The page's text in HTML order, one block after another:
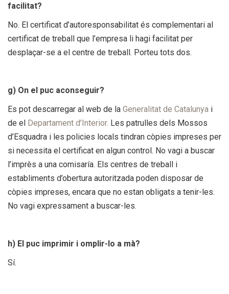
facilitat?
No. El certificat d’autoresponsabilitat és complementari al
certificat de treball que l’empresa li hagi facilitat per
desplaçar-se a el centre de treball. Porteu tots dos.
g) On el puc aconseguir?
Es pot descarregar al web de la Generalitat de Catalunya i
de el Departament d’Interior. Les patrulles dels Mossos
d’Esquadra i les policies locals tindran còpies impreses per
si necessita el certificat en algun control. No vagi a buscar
l’imprès a una comisaría. Els centres de treball i
establiments d’obertura autoritzada poden disposar de
còpies impreses, encara que no estan obligats a tenir-les.
No vagi expressament a buscar-les.
h) El puc imprimir i omplir-lo a mà?
Sí.